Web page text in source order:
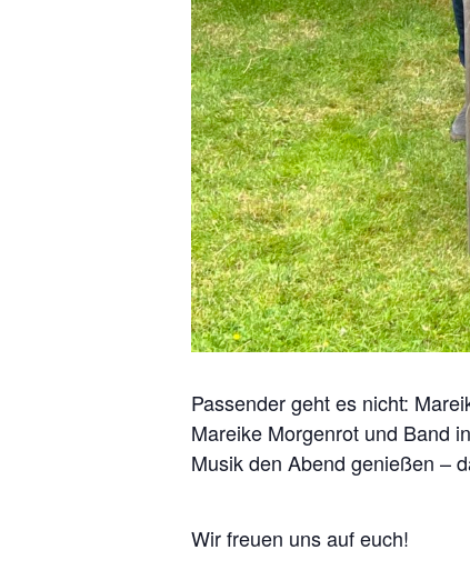
Passender geht es nicht:
Mareike Morgenrot und Band
Musik den Abend genießen –
Wir freuen uns auf euch!